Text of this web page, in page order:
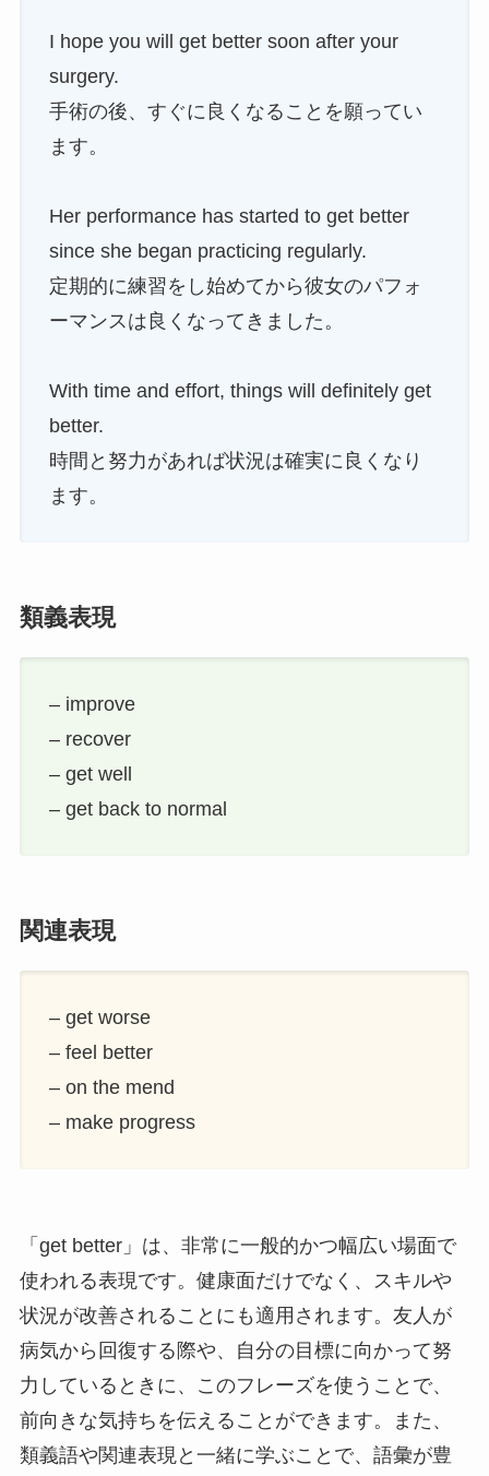
I hope you will get better soon after your
surgery.
手術の後、すぐに良くなることを願ってい
ます。
Her performance has started to get better
since she began practicing regularly.
定期的に練習をし始めてから彼女のパフォ
ーマンスは良くなってきました。
With time and effort, things will definitely get
better.
時間と努力があれば状況は確実に良くなり
ます。
類義表現
– improve
– recover
– get well
– get back to normal
関連表現
– get worse
– feel better
– on the mend
– make progress
「get better」は、非常に一般的かつ幅広い場面で
使われる表現です。健康面だけでなく、スキルや
状況が改善されることにも適用されます。友人が
病気から回復する際や、自分の目標に向かって努
力しているときに、このフレーズを使うことで、
前向きな気持ちを伝えることができます。また、
類義語や関連表現と一緒に学ぶことで、語彙が豊